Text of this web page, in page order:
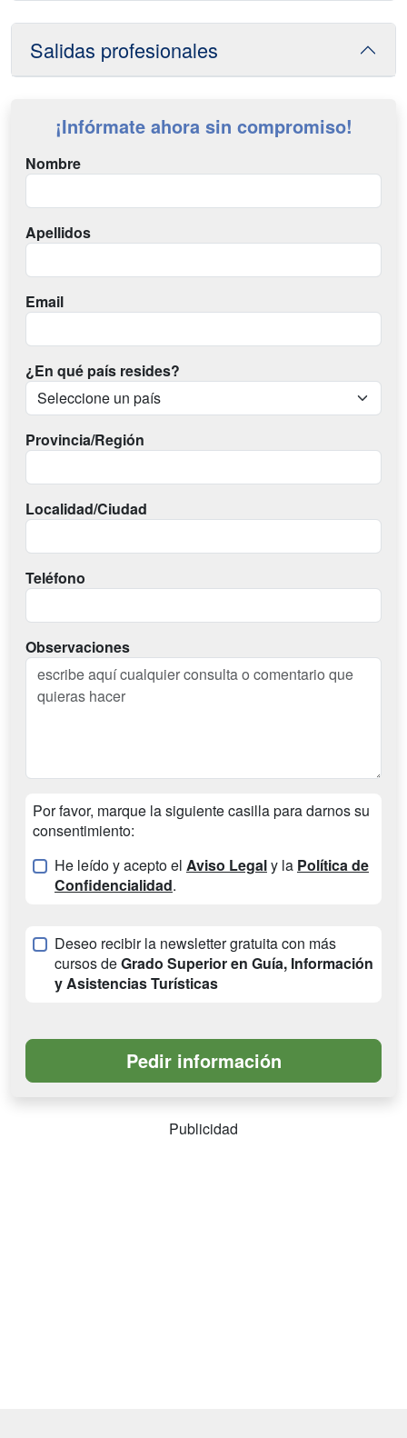
Salidas profesionales
¡Infórmate ahora sin compromiso!
Nombre
Apellidos
Email
¿En qué país resides?
Provincia/Región
Localidad/Ciudad
Teléfono
Observaciones
Por favor, marque la siguiente casilla para darnos su
consentimiento:
He leído y acepto el Aviso Legaly la Política de
Confidencialidad.
Deseo recibir la newsletter gratuita con más
cursos deGrado Superior en Guía, Información
y Asistencias Turísticas
Publicidad